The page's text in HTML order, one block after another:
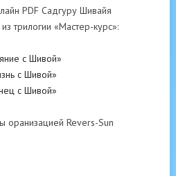
PDF Садгуру Шивайя
трилогии «Мастер-курс»:
с Шивой»
с Шивой»
с Шивой»
оранизацией Revers-Sun